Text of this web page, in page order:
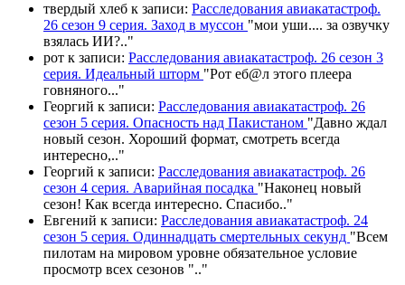
твердый хлеб к записи: Расследования авиакатастроф.
26 сезон 9 серия. Заход в муссон "мои уши.... за озвучку
взялась ИИ?.."
рот к записи: Расследования авиакатастроф. 26 сезон 3
серия. Идеальный шторм "Рот еб@л этого плеера
говняного..."
Георгий к записи: Расследования авиакатастроф. 26
сезон 5 серия. Опасность над Пакистаном "Давно ждал
новый сезон. Хороший формат, смотреть всегда
интересно,.."
Георгий к записи: Расследования авиакатастроф. 26
сезон 4 серия. Аварийная посадка "Наконец новый
сезон! Как всегда интересно. Спасибо.."
Евгений к записи: Расследования авиакатастроф. 24
сезон 5 серия. Одиннадцать смертельных секунд "Всем
пилотам на мировом уровне обязательное условие
просмотр всех сезонов ".."